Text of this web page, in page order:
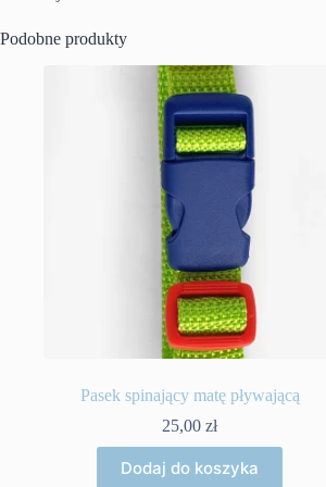
Podobne produkty
Pasek spinający matę pływającą
25,00zł
Dodaj do koszyka